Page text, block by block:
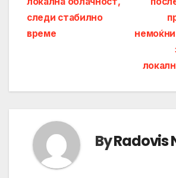
navigation
следи стабилно
време
ByRadovis